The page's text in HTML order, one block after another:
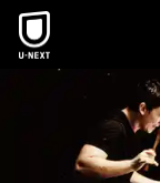
本文へスキップ